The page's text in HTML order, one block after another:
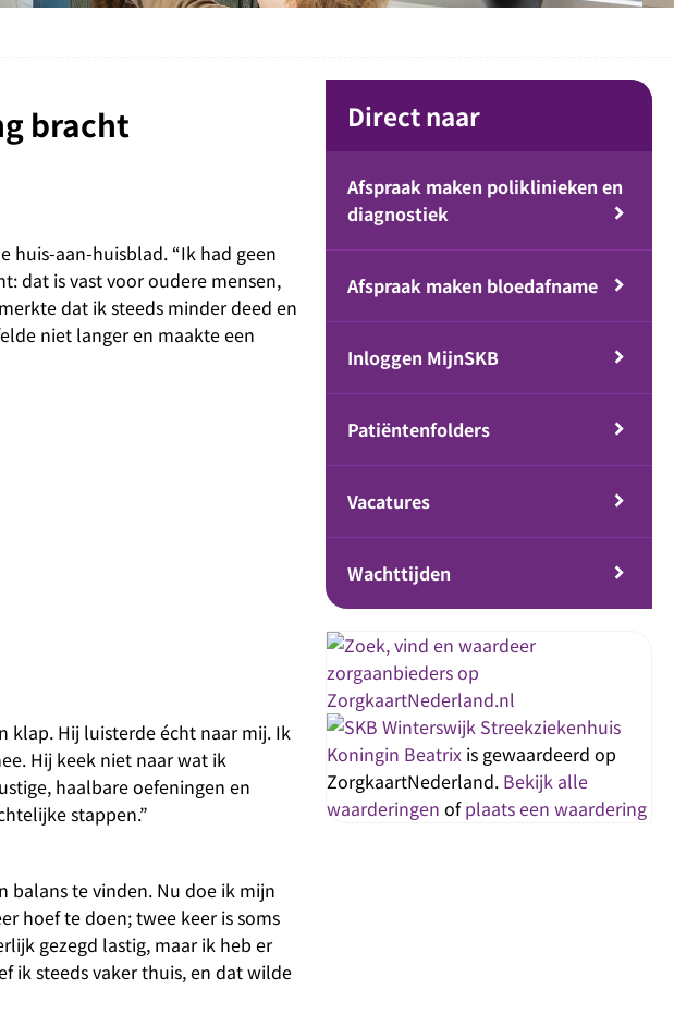
bracht
huis-aan-huisblad. “Ik had geen
dat is vast voor oudere mensen,
dat ik steeds minder deed en
niet langer en maakte een
klap. Hij luisterde écht naar mij. Ik
Hij keek niet naar wat ik
haalbare oefeningen en
stappen.”
balans te vinden. Nu doe ik mijn
hoef te doen; twee keer is soms
gezegd lastig, maar ik heb er
ik steeds vaker thuis, en dat wilde
Direct naar
Afspraak maken poliklinieken en
diagnostiek
Afspraak maken bloedafname
Inloggen MijnSKB
Patiëntenfolders
Vacatures
Wachttijden
Streekziekenhuis
Koningin Beatrix is gewaardeerd op
ZorgkaartNederland. Bekijk alle
waarderingen ofplaats een waardering